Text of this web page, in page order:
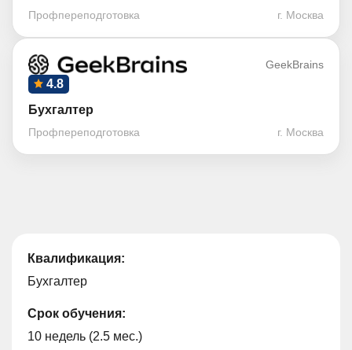
Профпереподготовка г. Москва
GeekBrains
4.8
Бухгалтер
Профпереподготовка г. Москва
Квалификация:
Бухгалтер
Срок обучения:
10 недель (2.5 мес.)